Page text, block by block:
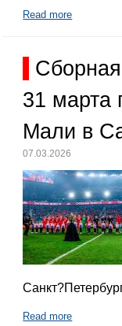
Read more
31 марта
Мали в
07.03.2026
Read more